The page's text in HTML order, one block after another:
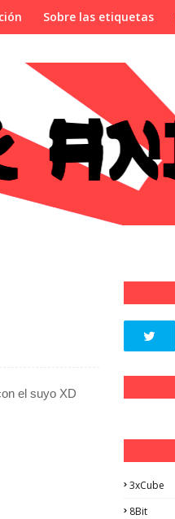
Sobre las etiquetas
el suyo XD
3xCube
8Bit